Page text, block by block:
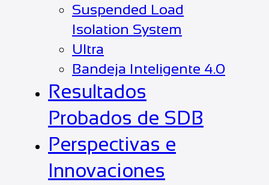
Suspended Load
Isolation System
Ultra
Bandeja Inteligente 4.0
Resultados
Probados de SDB
Perspectivas e
Innovaciones